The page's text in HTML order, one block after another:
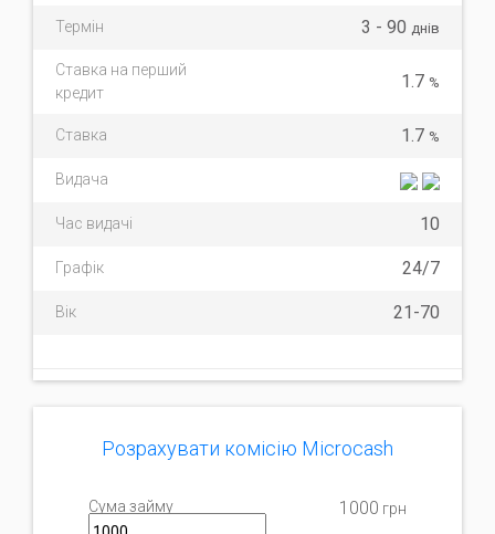
Термін 3 - 90 днів
Ставка на перший
кредит
1.7 %
Ставка 1.7 %
Видача
Час видачі 10
Графік 24/7
Вік 21-70
Розрахувати комісію Microcash
Сума займу 1000 грн